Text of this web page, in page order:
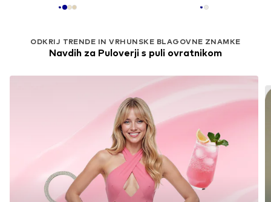
ODKRIJ TRENDE IN VRHUNSKE BLAGOVNE ZNAMKE
Navdih za Puloverji s puli ovratnikom